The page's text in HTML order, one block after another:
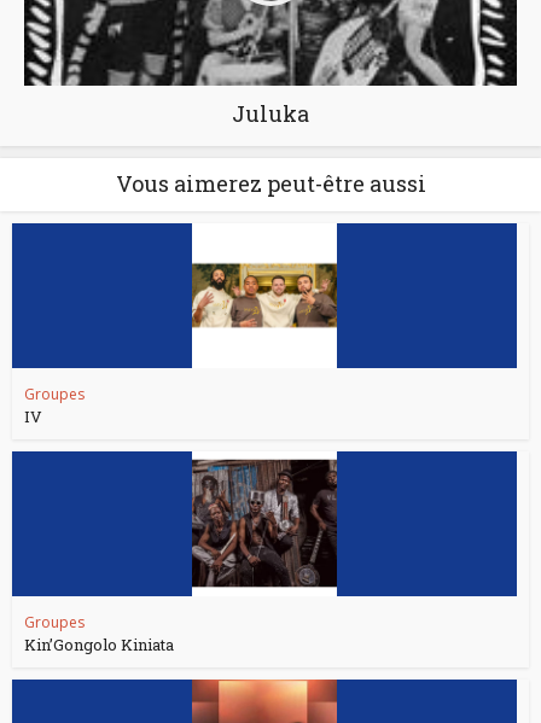
Juluka
Vous aimerez peut-être aussi
Groupes
IV
Groupes
Kin’Gongolo Kiniata